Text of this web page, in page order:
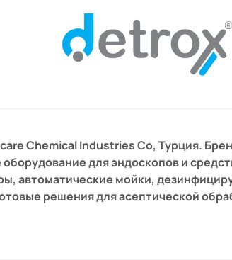
Chemical Industries Co, Турция.
для эндоскопов и
автоматические мойки,
решения для асептической
оборудования для осмотра и